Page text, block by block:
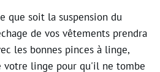
que soit la suspension du
de vos vêtements prendra
les bonnes pinces à linge,
votre linge pour qu'il ne tombe